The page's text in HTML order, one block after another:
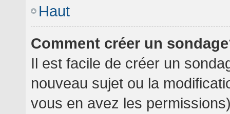
Haut
Comment créer un
Il est facile de créer un
nouveau sujet ou la
vous en avez les